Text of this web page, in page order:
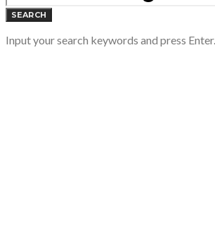
SEARCH
Input your search keywords and press Enter.